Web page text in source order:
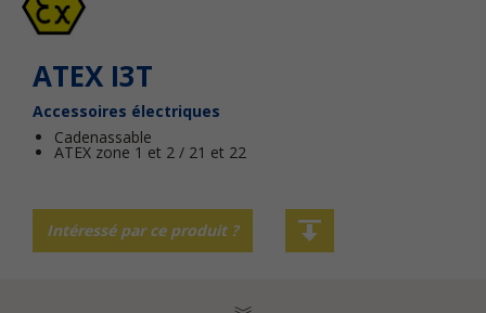
ATEX I3T
Accessoires électriques
Cadenassable
ATEX zone 1 et 2 / 21 et 22
Intéressé par ce produit ?